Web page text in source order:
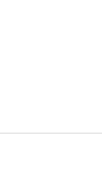
pergola |
és ne